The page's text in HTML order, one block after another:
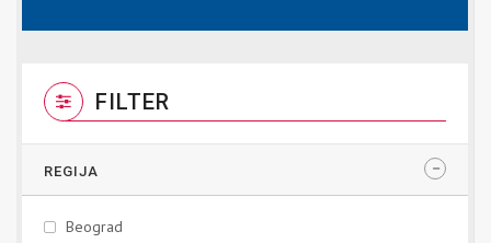
FILTER
REGIJA
Beograd